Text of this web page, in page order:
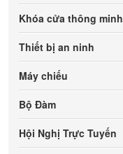
Khóa cửa thông minh
Thiết bị an ninh
Máy chiếu
Bộ Đàm
Hội Nghị Trực Tuyến